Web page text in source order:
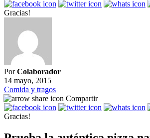
Gracias!
PorColaborador
14 mayo, 2015
Comida y tragos
Compartir
Gracias!